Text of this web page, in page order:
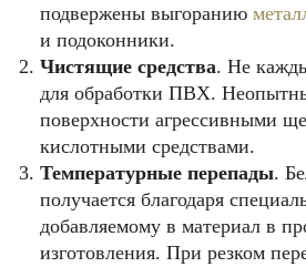
подвержены выгоранию
и подоконники.
Чистящие средства. Не
для обработки ПВХ.
поверхности агрессивными
кислотными средствами.
Температурные перепады.
получается благодаря
добавляемому в материал в
изготовления. При резком